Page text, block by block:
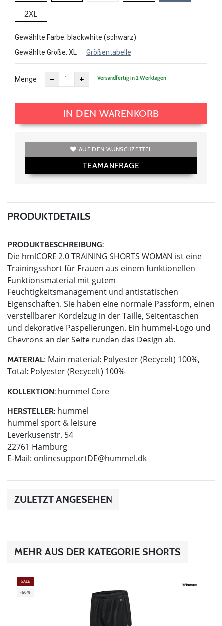
2XL
Gewählte Farbe: blackwhite (schwarz)
Gewählte Größe: XL Größentabelle
Menge Versandfertig in 2 Werktagen
IN DEN WARENKORB
AUF DEN WUNSCHZETTEL
TEAMANFRAGE
PRODUKTDETAILS
PRODUKTBESCHREIBUNG:
Die hmlCORE 2.0 TRAINING SHORTS WOMAN ist eine
Trainingsshort für Frauen aus einem funktionellen
Funktionsmaterial mit gutem
Feuchtigkeitsmanagement und antistatischen
Eigenschaften. Sie haben eine normale Passform, einen
verstellbaren Kordelzug in der Taille, Seitentaschen
und dekorative Paspelierungen. Ein hummel-Logo und
Chevrons an der Seite runden das Design ab.
MATERIAL: Main material: Polyester (Recycelt) 100%,
Total: Polyester (Recycelt) 100%
KOLLEKTION: hummel Core
HERSTELLER: hummel
hummel sport & leisure
Leverkusenstr. 54
22761 Hamburg
E-Mail: onlinesupportDE@hummel.dk
ZULETZT ANGESEHEN
MEHR AUS DER KATEGORIE SHORTS
SALE
-60%